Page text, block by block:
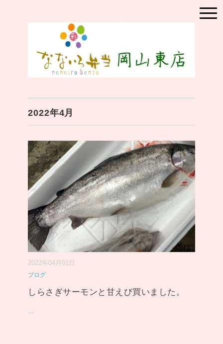
2022年4月
2022年04月01日
ブログ
しらさぎサーモンと甘えび買いました。